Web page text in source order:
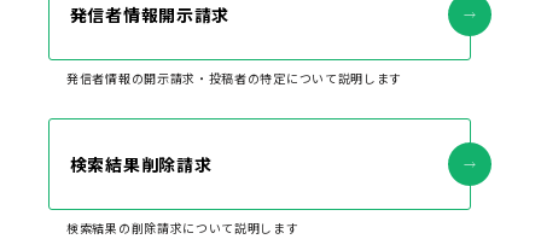
発信者情報開示請求
発信者情報の開示請求・投稿者の特定について説明します
検索結果削除請求
検索結果の削除請求について説明します